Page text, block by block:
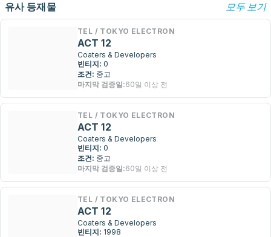
유사 등재물 모두 보기
TEL / TOKYO ELECTRON
ACT 12
Coaters & Developers
빈티지: 0
조건: 중고
마지막 검증일:60일 이상 전
TEL / TOKYO ELECTRON
ACT 12
Coaters & Developers
빈티지: 0
조건: 중고
마지막 검증일:60일 이상 전
TEL / TOKYO ELECTRON
ACT 12
Coaters & Developers
빈티지: 1998